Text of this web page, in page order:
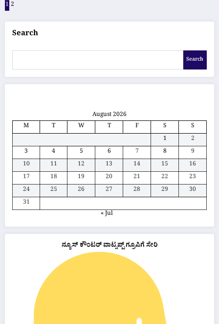
Posts
pagination
1 2
Search
Search
August 2026
M
T W T F S
S
1
2
3
4 5 6 7 8
9
10
11 12 13 14 15
16
17
18 19 20 21 22
23
24
25 26 27 28 29
30
31
« Jul
ನ್ಯೂಸ್ ಕೌಂಟರ್ ವಾಟ್ಸಪ್ಪ್ ಗ್ರೂಪಿಗೆ ಸೇರಿ